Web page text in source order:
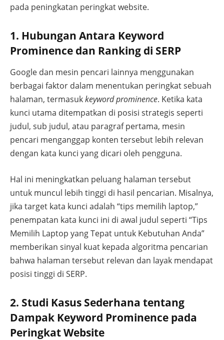
pada peningkatan peringkat website.
1. Hubungan Antara Keyword
Prominence dan Ranking di SERP
Google dan mesin pencari lainnya menggunakan
berbagai faktor dalam menentukan peringkat sebuah
halaman, termasukkeyword prominence. Ketika kata
kunci utama ditempatkan di posisi strategis seperti
judul, sub judul, atau paragraf pertama, mesin
pencari menganggap konten tersebut lebih relevan
dengan kata kunci yang dicari oleh pengguna.
Hal ini meningkatkan peluang halaman tersebut
untuk muncul lebih tinggi di hasil pencarian. Misalnya,
jika target kata kunci adalah “tips memilih laptop,”
penempatan kata kunci ini di awal judul seperti “Tips
Memilih Laptop yang Tepat untuk Kebutuhan Anda”
memberikan sinyal kuat kepada algoritma pencarian
bahwa halaman tersebut relevan dan layak mendapat
posisi tinggi di SERP.
2. Studi Kasus Sederhana tentang
Dampak Keyword Prominence pada
Peringkat Website